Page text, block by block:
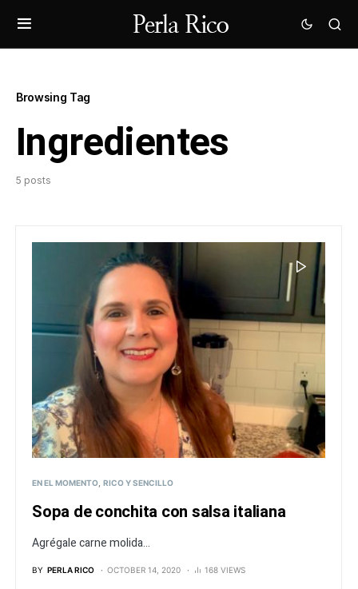
Browsing Tag
Ingredientes
5 posts
EN EL MOMENTO RICO Y SENCILLO
Sopa de conchita con salsa italiana
Agrégale carne molida...
BY PERLA RICO OCTOBER 14, 2020 168 VIEWS